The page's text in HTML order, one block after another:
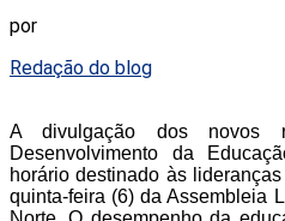
por
Redação do blog
A divulgação dos novos
Desenvolvimento da
horário destinado às
quinta-feira (6) da Assembleia